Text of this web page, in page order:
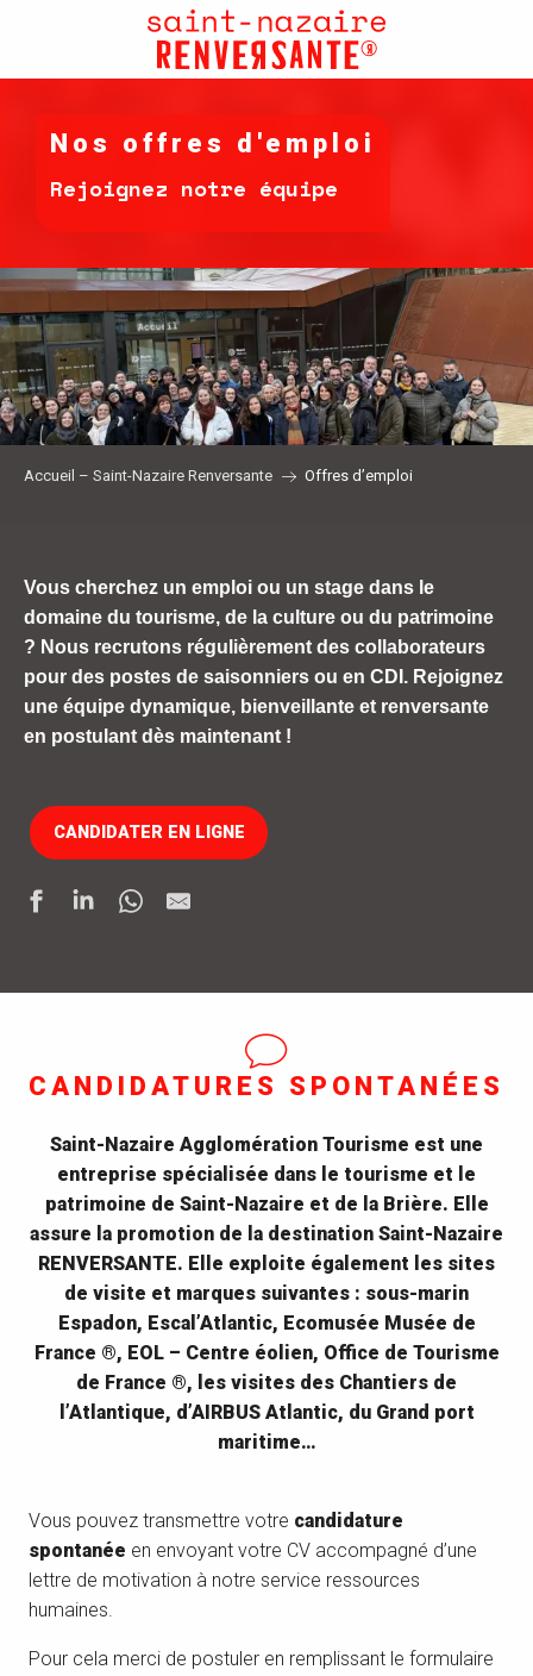
Nos offres d'emploi
Rejoignez notre équipe
Accueil – Saint-Nazaire Renversante Offres d’emploi
Vous cherchez un emploi ou un stage dans le
domaine du tourisme, de la culture ou du patrimoine
? Nous recrutons régulièrement des collaborateurs
pour des postes de saisonniers ou en CDI. Rejoignez
une équipe dynamique, bienveillante et renversante
en postulant dès maintenant !
CANDIDATER EN LIGNE
CANDIDATURES SPONTANÉES
Saint-Nazaire Agglomération Tourisme est une
entreprise spécialisée dans le tourisme et le
patrimoine de Saint-Nazaire et de la Brière. Elle
assure la promotion de la destination Saint-Nazaire
RENVERSANTE. Elle exploite également les sites
de visite et marques suivantes : sous-marin
Espadon, Escal’Atlantic, Ecomusée Musée de
France ®, EOL – Centre éolien, Office de Tourisme
de France ®, les visites des Chantiers de
l’Atlantique, d’AIRBUS Atlantic, du Grand port
maritime…
Vous pouvez transmettre votre candidature
spontanée en envoyant votre CV accompagné d’une
lettre de motivation à notre service ressources
humaines.
Pour cela merci de postuler en remplissant le formulaire